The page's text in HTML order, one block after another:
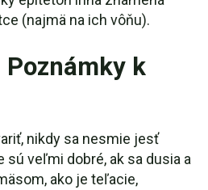
(najmä na ich vôňu).
k
nikdy sa nesmie jesť
sú veľmi dobré, ak sa dusia a
ako je teľacie,